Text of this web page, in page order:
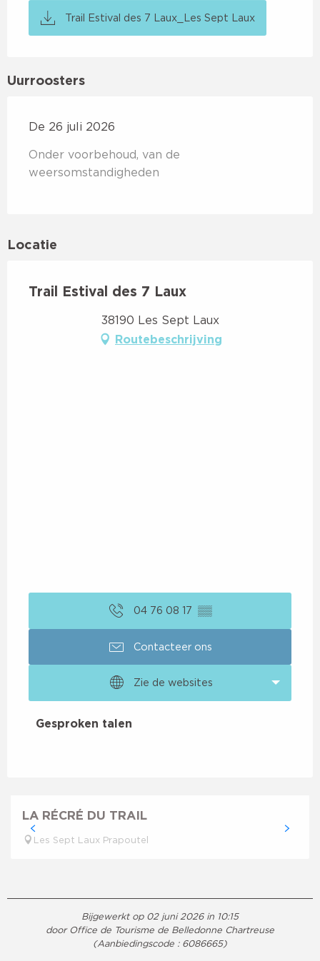
Trail Estival des 7 Laux_Les Sept Laux
Uurroosters
De 26 juli 2026
Onder voorbehoud, van de
weersomstandigheden
Locatie
Trail Estival des 7 Laux
38190 Les Sept Laux
Routebeschrijving
04 76 08 17 ▒▒
Contacteer ons
Zie de websites
Gesproken talen
Gesproken talen
LA RÉCRÉ DU TRAIL
Les Sept Laux Prapoutel
Bijgewerkt op 02 juni 2026 in 10:15
door Office de Tourisme de Belledonne Chartreuse
(Aanbiedingscode : 6086665)